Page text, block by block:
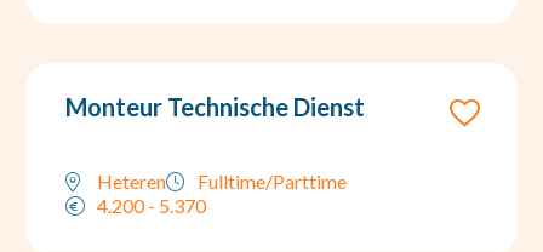
Monteur Technische Dienst
Heteren
Fulltime/Parttime
4.200 - 5.370